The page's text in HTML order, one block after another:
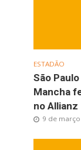
ESTADÃO
São
Mancha
no Allianz
9 de